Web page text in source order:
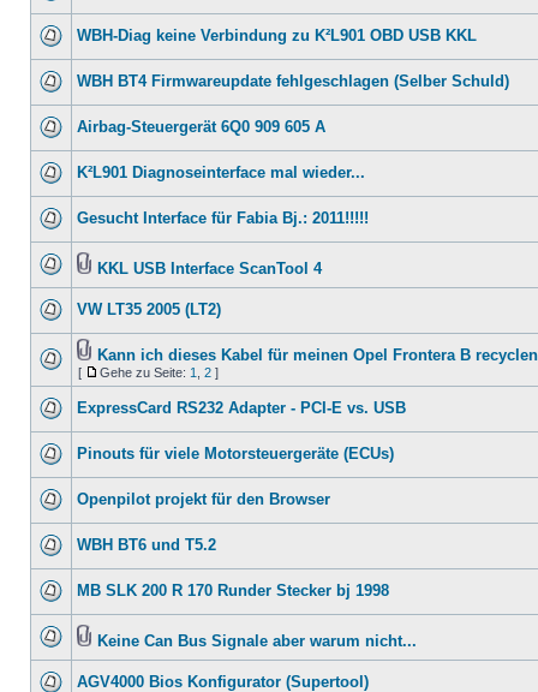
WBH-Diag keine Verbindung zu K²L901 OBD USB KKL
WBH BT4 Firmwareupdate fehlgeschlagen (Selber Schuld)
Airbag-Steuergerät 6Q0 909 605 A
K²L901 Diagnoseinterface mal wieder...
Gesucht Interface für Fabia Bj.: 2011!!!!!
KKL USB Interface ScanTool 4
VW LT35 2005 (LT2)
Kann ich dieses Kabel für meinen Opel Frontera B
[ Gehe zu Seite: 1 2 ]
ExpressCard RS232 Adapter - PCI-E vs. USB
Pinouts für viele Motorsteuergeräte (ECUs)
Openpilot projekt für den Browser
WBH BT6 und T5.2
MB SLK 200 R 170 Runder Stecker bj 1998
Keine Can Bus Signale aber warum nicht...
AGV4000 Bios Konfigurator (Supertool)